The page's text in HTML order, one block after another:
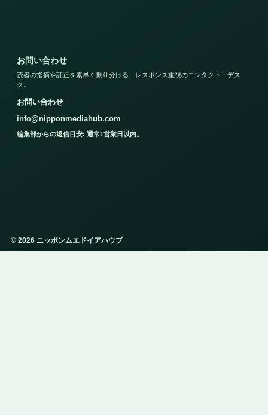
お問い合わせ
読者の指摘や訂正を素早く振り分ける、レスポンス重視のコンタクト・デス
ク。
お問い合わせ
info@nipponmediahub.com
編集部からの返信目安: 通常1営業日以内。
© 2026 ニッポンムエドイアハウブ